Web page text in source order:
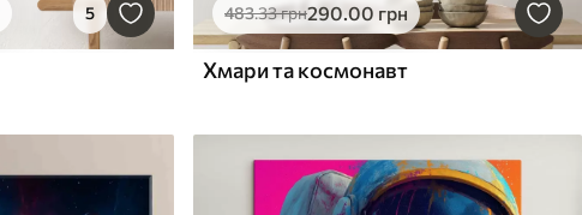
5 483.33грн290.00 грн
Хмари та космонавт